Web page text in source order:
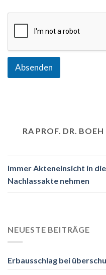
Absenden
RA PROF. DR. BOEH
Immer Akteneinsicht in die
Nachlassakte nehmen
NEUESTE BEITRÄGE
Erbausschlag bei